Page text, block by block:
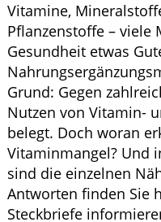
Vitamine,
Pflanzenstoffe – viele
Gesundheit etwas
Grund: Gegen
Nutzen von Vitamin-
belegt. Doch woran
Vitaminmangel? Und
sind die einzelnen
Antworten finden Sie
Steckbriefe